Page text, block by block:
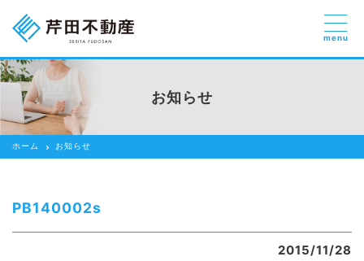
売りたい
貸したい方
借りたい
menu
お知らせ
ホーム お知らせ
PB140002s
2015/11/28